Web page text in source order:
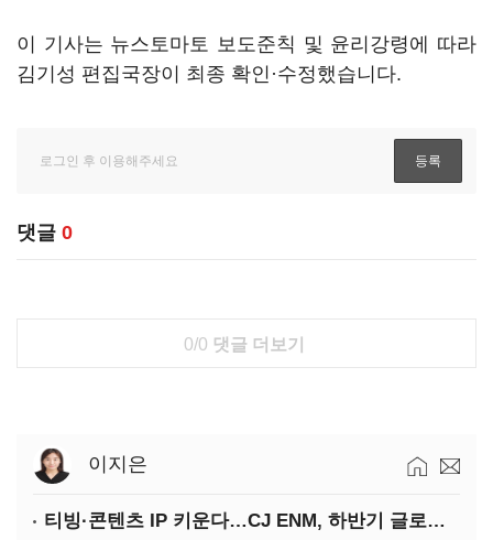
이 기사는 뉴스토마토 보도준칙 및 윤리강령에 따라
김기성 편집국장이 최종 확인·수정했습니다.
댓글 0
0/0 댓글 더보기
이지은
티빙·콘텐츠 IP 키운다…CJ ENM, 하반기 글로벌 확장 가속